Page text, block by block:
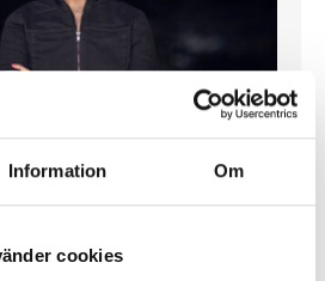
Information Om
cookies
ska